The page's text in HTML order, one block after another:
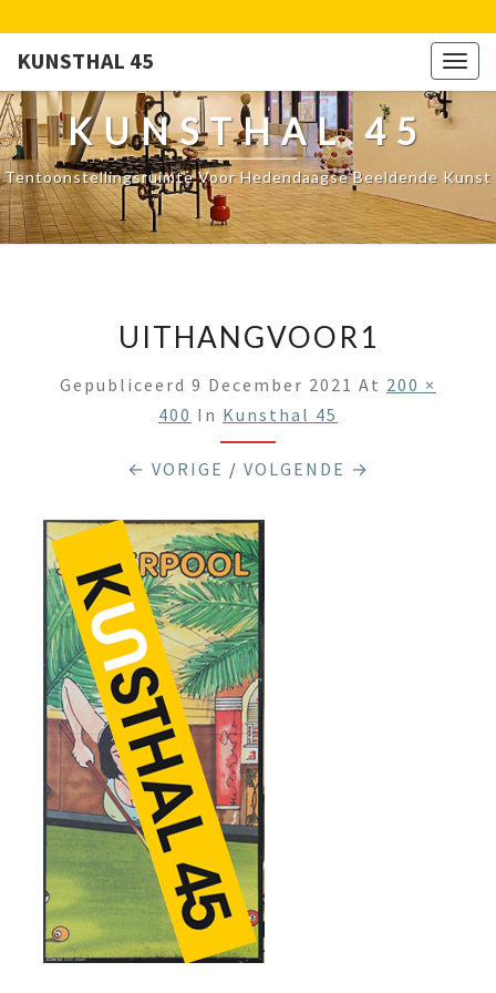
KUNSTHAL 45
KUNSTHAL 45
Tentoonstellingsruimte Voor Hedendaagse Beeldende Kunst
UITHANGVOOR1
Gepubliceerd 9 December 2021 At 200 ×
400 In Kunsthal 45
← VORIGE / VOLGENDE →